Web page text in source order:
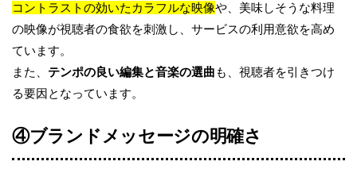
コントラストの効いたカラフルな映像や、美味しそうな料理
の映像が視聴者の食欲を刺激し、サービスの利用意欲を高め
ています。
また、 テンポの良い編集と音楽の選曲も、視聴者を引きつけ
る要因となっています。
④ブランドメッセージの明確さ